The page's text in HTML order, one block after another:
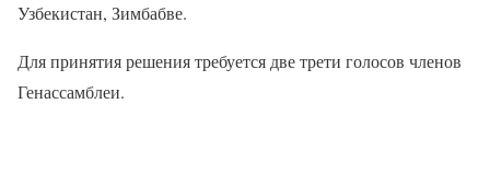
Узбекистан, Зимбабве.
Для принятия решения требуется две трети голосов членов
Генассамблеи.